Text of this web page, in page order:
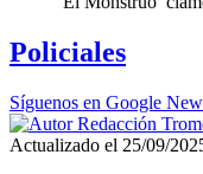
Policiales
Síguenos en Google
Actualizado el 25/09/